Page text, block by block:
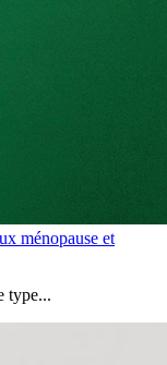
ménopause et
type...